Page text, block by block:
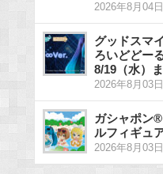
2026年8月04
グッドスマ
ろいどどー
8/19（水）
2026年8月03
ガシャポン
ルフィギュ
2026年8月03